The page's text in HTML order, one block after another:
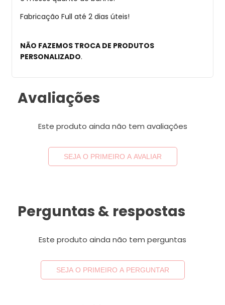
Fabricação Full até 2 dias úteis!
NÃO FAZEMOS TROCA DE PRODUTOS
PERSONALIZADO.
Avaliações
Este produto ainda não tem avaliações
SEJA O PRIMEIRO A AVALIAR
Perguntas & respostas
Este produto ainda não tem perguntas
SEJA O PRIMEIRO A PERGUNTAR